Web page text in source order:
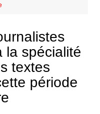
la spécialité
textes
période